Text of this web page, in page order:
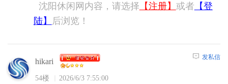
沈阳休闲网内容，请选择 【注册】 或者 【登
陆】
后浏览！
hikari
54楼 2026/6/3 7:55:00
发私信